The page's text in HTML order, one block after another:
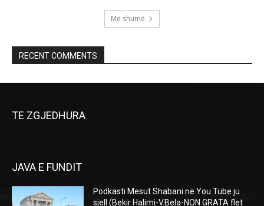
Më shumë
RECENT COMMENTS
TE ZGJEDHURA
JAVA E FUNDIT
Podkasti Mesut Shabani në You Tube ju
sjell (Bekir Halimi-V.Bela-NON GRATA flet